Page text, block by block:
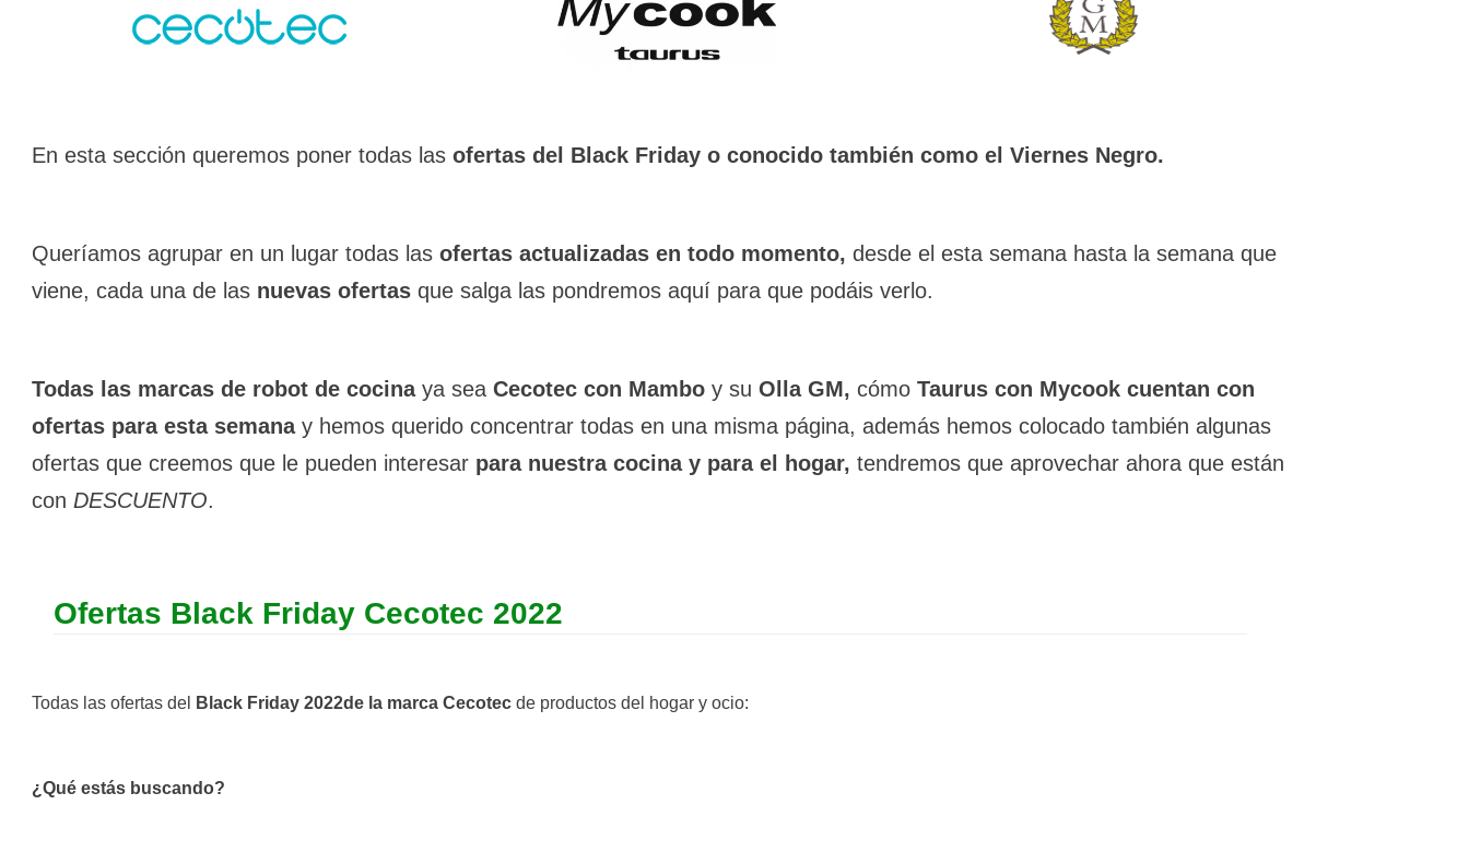
En esta sección queremos poner todas las ofertas del Black Friday o conocido también como el Viernes Negro.
Queríamos agrupar en un lugar todas las ofertas actualizadas en todo momento, desde el esta semana hasta la semana que
viene, cada una de las nuevas ofertas que salga las pondremos aquí para que podáis verlo.
Todas las marcas de robot de cocinaya sea Cecotec con Mambo y su Olla GM, cómo Taurus con Mycook cuentan con
ofertas para esta semanay hemos querido concentrar todas en una misma página, además hemos colocado también algunas
ofertas que creemos que le pueden interesar para nuestra cocina y para el hogar, tendremos que aprovechar ahora que están
con DESCUENTO.
Ofertas Black Friday Cecotec 2022
Todas las ofertas del Black Friday 2022de la marca Cecotec de productos del hogar y ocio:
¿Qué estás buscando?